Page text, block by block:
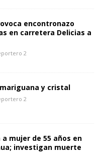
encontronazo
en carretera Delicias a
2
y cristal
2
mujer de 55 años en
investigan muerte